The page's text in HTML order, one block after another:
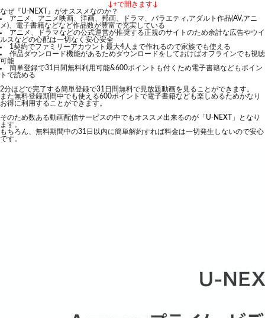
↓+で開きます↓
なぜ『U-NEXT』がオススメなのか？
アニメ、アニメ映画、洋画、邦画、ドラマ、バラエティ,アダルト作品(AV,アニ
メ)、電子書籍などなど作品数が豊富で充実している
アニメ、ドラマなどの公式運営が推奨する正規のサイトのため余計な広告やウイ
ルスなどの心配は一切なく安心安全
1契約でファミリーアカウント最大4人まで作れるので家族でも使える
作品ダウンロード機能があるためダウンロードをしておけばオフラインでも視聴
可能
簡単登録で31日間無料利用可能&600ポイントも付くため電子書籍などもポイン
トで読める
2分ほどで完了する簡単登録で31日間無料で見放題動画を見ることができます。
また無料登録期間中でも使える600ポイントで電子書籍なども楽しめるためかなり
お得に利用することができます。
そのため数ある動画配信サービスの中でもオススメ出来るのが「U-NEXT」となり
ます。
もちろん、無料期間中の31日以内に簡単解約すれば料金は一切発生しないので安心
です。